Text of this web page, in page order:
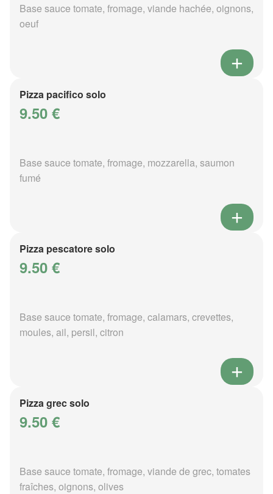
Base sauce tomate, fromage, viande hachée, oignons,
oeuf
Pizza pacifico solo
9.50 €
Base sauce tomate, fromage, mozzarella, saumon
fumé
Pizza pescatore solo
9.50 €
Base sauce tomate, fromage, calamars, crevettes,
moules, ail, persil, citron
Pizza grec solo
9.50 €
Base sauce tomate, fromage, viande de grec, tomates
fraîches, oignons, olives